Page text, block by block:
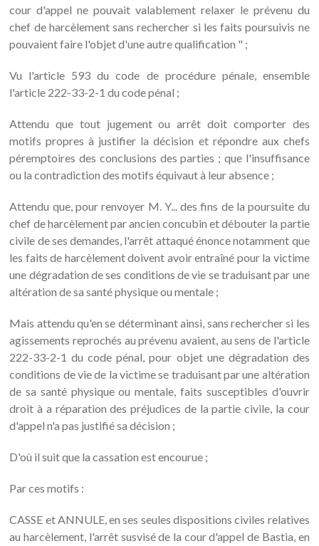
cour d'appel ne pouvait valablement relaxer le prévenu du
chef de harcèlement sans rechercher si les faits poursuivis ne
pouvaient faire l'objet d'une autre qualification " ;
Vu l'article 593 du code de procédure pénale, ensemble
l'article 222-33-2-1 du code pénal ;
Attendu que tout jugement ou arrêt doit comporter des
motifs propres à justifier la décision et répondre aux chefs
péremptoires des conclusions des parties ; que l'insuffisance
ou la contradiction des motifs équivaut à leur absence ;
Attendu que, pour renvoyer M. Y... des fins de la poursuite du
chef de harcèlement par ancien concubin et débouter la partie
civile de ses demandes, l'arrêt attaqué énonce notamment que
les faits de harcèlement doivent avoir entraîné pour la victime
une dégradation de ses conditions de vie se traduisant par une
altération de sa santé physique ou mentale ;
Mais attendu qu'en se déterminant ainsi, sans rechercher si les
agissements reprochés au prévenu avaient, au sens de l'article
222-33-2-1 du code pénal, pour objet une dégradation des
conditions de vie de la victime se traduisant par une altération
de sa santé physique ou mentale, faits susceptibles d'ouvrir
droit à a réparation des préjudices de la partie civile, la cour
d'appel n'a pas justifié sa décision ;
D'où il suit que la cassation est encourue ;
Par ces motifs :
CASSE et ANNULE, en ses seules dispositions civiles relatives
au harcèlement, l'arrêt susvisé de la cour d'appel de Bastia, en